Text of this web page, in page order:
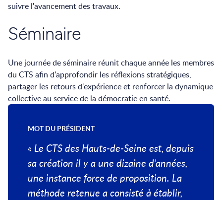
suivre l'avancement des travaux.
Séminaire
Une journée de séminaire réunit chaque année les membres
du CTS afin d'approfondir les réflexions stratégiques,
partager les retours d'expérience et renforcer la dynamique
collective au service de la démocratie en santé.
MOT DU PRÉSIDENT
« Le CTS des Hauts-de-Seine est, depuis
sa création il y a une dizaine d’années,
une instance force de proposition. La
méthode retenue a consisté à établir,